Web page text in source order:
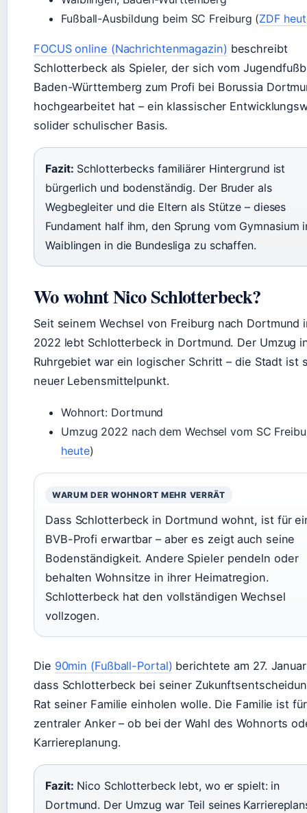
Fußball-Ausbildung beim SC Freiburg (ZDF
FOCUS online (Nachrichtenmagazin) beschreibt
Schlotterbeck als Spieler, der sich vom
Baden-Württemberg zum Profi bei Borussia
hochgearbeitet hat – ein klassischer
solider schulischer Basis.
Fazit: Schlotterbecks familiärer Hintergrund ist
bürgerlich und bodenständig. Der Bruder als
Wegbegleiter und die Eltern als Stütze – dieses
Fundament half ihm, den Sprung vom Gymnasium
Waiblingen in die Bundesliga zu schaffen.
Wo wohnt Nico Schlotterbeck?
Seit seinem Wechsel von Freiburg nach Dortmund
2022 lebt Schlotterbeck in Dortmund. Der Umzug
Ruhrgebiet war ein logischer Schritt – die Stadt ist
neuer Lebensmittelpunkt.
Wohnort: Dortmund
Umzug 2022 nach dem Wechsel vom SC
heute)
WARUM DER WOHNORT MEHR VERRÄT
Dass Schlotterbeck in Dortmund wohnt, ist für
BVB-Profi erwartbar – aber es zeigt auch seine
Bodenständigkeit. Andere Spieler pendeln oder
behalten Wohnsitze in ihrer Heimatregion.
Schlotterbeck hat den vollständigen Wechsel
vollzogen.
Die 90min (Fußball-Portal) berichtete am 27.
dass Schlotterbeck bei seiner
Rat seiner Familie einholen wolle. Die Familie ist
zentraler Anker – ob bei der Wahl des Wohnorts
Karriereplanung.
Fazit: Nico Schlotterbeck lebt, wo er spielt: in
Dortmund. Der Umzug war Teil seines